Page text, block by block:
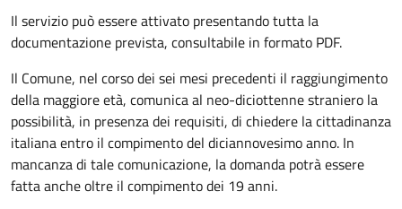
Il servizio può essere attivato presentando tutta la
documentazione prevista, consultabile in formato PDF.
Il Comune, nel corso dei sei mesi precedenti il raggiungimento
della maggiore età, comunica al neo-diciottenne straniero la
possibilità, in presenza dei requisiti, di chiedere la cittadinanza
italiana entro il compimento del diciannovesimo anno. In
mancanza di tale comunicazione, la domanda potrà essere
fatta anche oltre il compimento dei 19 anni.